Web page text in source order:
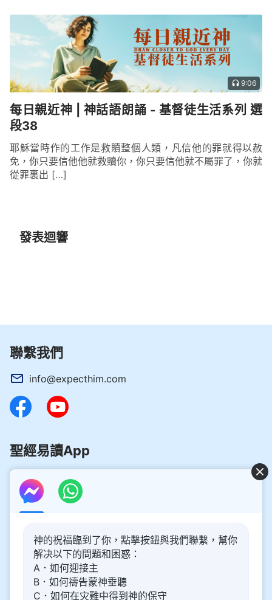
——《話・卷二 關于認識神・獨一無二的神自己
9:06
每日親近神 | 神話語朗誦 - 基督徒生活系列 選
段38
耶穌當時作的工作是救贖整個人類，凡信他的罪就得以赦
免，你只要信他他就救贖你，你只要信他就不屬罪了，你就
從罪裏出 […]
發表迴響
聯繫我們
info@expecthim.com
聖經易讀App
你想了解主再來的奥秘，喜迎主重歸嗎？以下内容將為你帶
來幫助。請點擊進入閲讀、觀看！
通過Messenger與我們聯繫
神的祝福臨到了你，點擊按鈕與我們聯繫，幫你
解决以下的問題和困惑：
A．如何迎接主
B．如何禱告蒙神垂聽
C．如何在灾難中得到神的保守